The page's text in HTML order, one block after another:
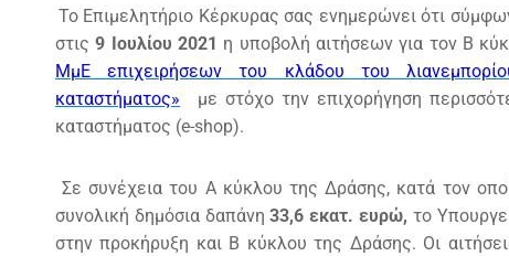
Το Επιμελητήριο Κέρκυρας σας ενημερώνει ότι
στις9 Ιουλίου 2021 η υποβολή αιτήσεων για τον Β
ΜμΕ επιχειρήσεων του κλάδου του
καταστήματος»
με στόχο την επιχορήγηση
καταστήματος (e-shop).
Σε συνέχεια του Α κύκλου της Δράσης, κατά τον
συνολική δημόσια δαπάνη33,6 εκατ. ευρώ, το
στην προκήρυξη και Β κύκλου της Δράσης. Οι